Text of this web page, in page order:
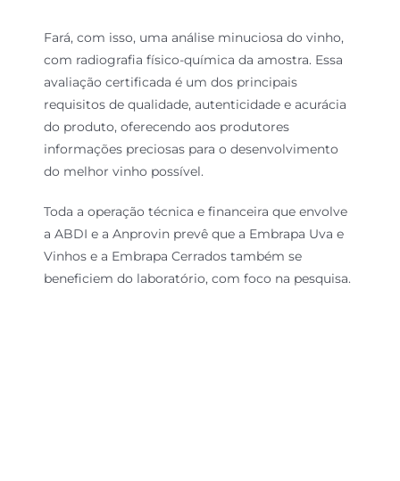
Fará, com isso, uma análise minuciosa do vinho,
com radiografia físico-química da amostra. Essa
avaliação certificada é um dos principais
requisitos de qualidade, autenticidade e acurácia
do produto, oferecendo aos produtores
informações preciosas para o desenvolvimento
do melhor vinho possível.
Toda a operação técnica e financeira que envolve
a ABDI e a Anprovin prevê que a Embrapa Uva e
Vinhos e a Embrapa Cerrados também se
beneficiem do laboratório, com foco na pesquisa.